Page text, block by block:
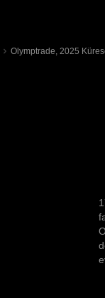
Olymptrade, 2025